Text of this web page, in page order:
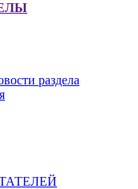
раздела